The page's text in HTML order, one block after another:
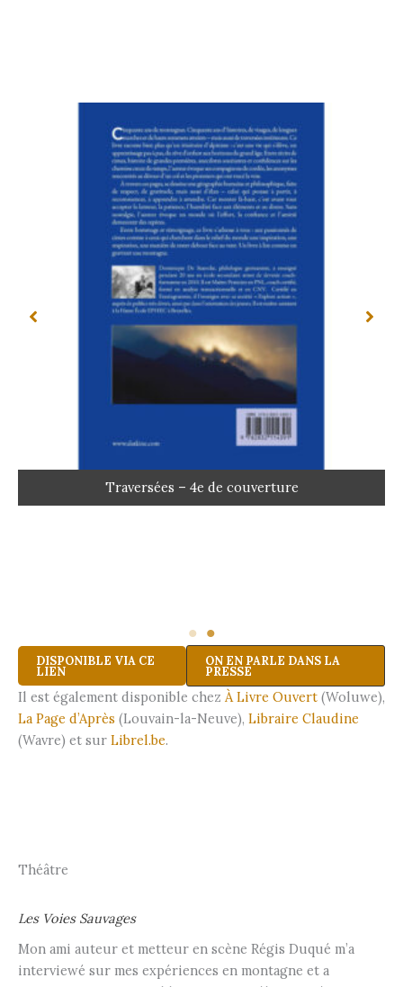
Traversées – 4e de couverture
DISPONIBLE VIA CE
LIEN
ON EN PARLE DANS LA
PRESSE
Il est également disponible chez À Livre Ouvert (Woluwe),
La Page d’Après (Louvain-la-Neuve), Libraire Claudine
(Wavre) et sur Librel.be.
Théâtre
Les Voies Sauvages
Mon ami auteur et metteur en scène Régis Duqué m’a
interviewé sur mes expériences en montagne et a